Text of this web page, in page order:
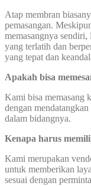
Atap membran
pemasangan.
memasangnya
yang terlatih dan
yang tepat dan
Apakah bisa
Kami bisa memasang
dengan
dalam bidangnya.
Kenapa harus
Kami merupakan
untuk memberikan
sesuai dengan